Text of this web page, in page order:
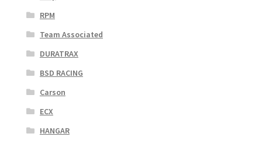
RPM
Team Associated
DURATRAX
BSD RACING
Carson
ECX
HANGAR